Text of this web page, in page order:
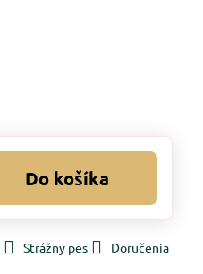
Do košíka
Strážny pes Doručenia